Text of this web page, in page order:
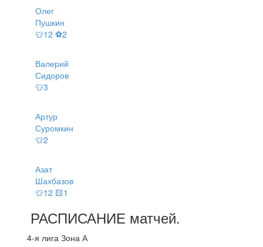
Олег
Пушкин
👕12 ⚽2
Валерий
Сидоров
👕3
Артур
Суромкин
👕2
Азат
Шахбазов
👕12 🟨1
РАСПИСАНИЕ матчей.
4-я лига Зона А